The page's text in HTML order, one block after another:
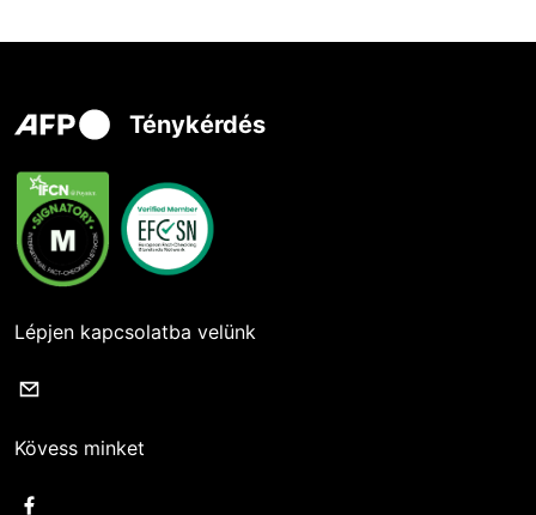
Ténykérdés
Lépjen kapcsolatba velünk
Kövess minket